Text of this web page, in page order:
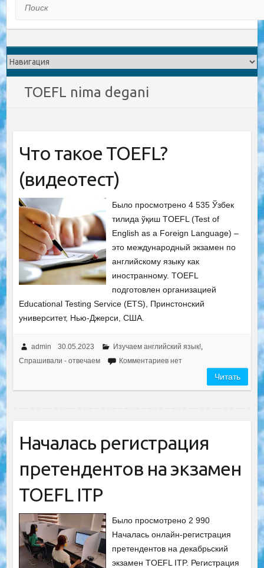
TOEFL nima degani
Что такое TOEFL?
(видеотест)
Было просмотрено 4 535 Ўзбек
тилида ўқиш TOEFL (Test of
English as a Foreign Language) –
это международный экзамен по
английскому языку как
иностранному. TOEFL
подготовлен организацией
Educational Testing Service (ETS), Принстонский
университет, Нью-Джерси, США.
admin 30.05.2023 Изучаем английский язык!,
Спрашивали - отвечаем
Комментариев нет
Читать
Началась регистрация
претендентов на экзамен
TOEFL ITP
Было просмотрено 2 990
Началась онлайн-регистрация
претендентов на декабрьский
экзамен TOEFL ITP. Регистрация